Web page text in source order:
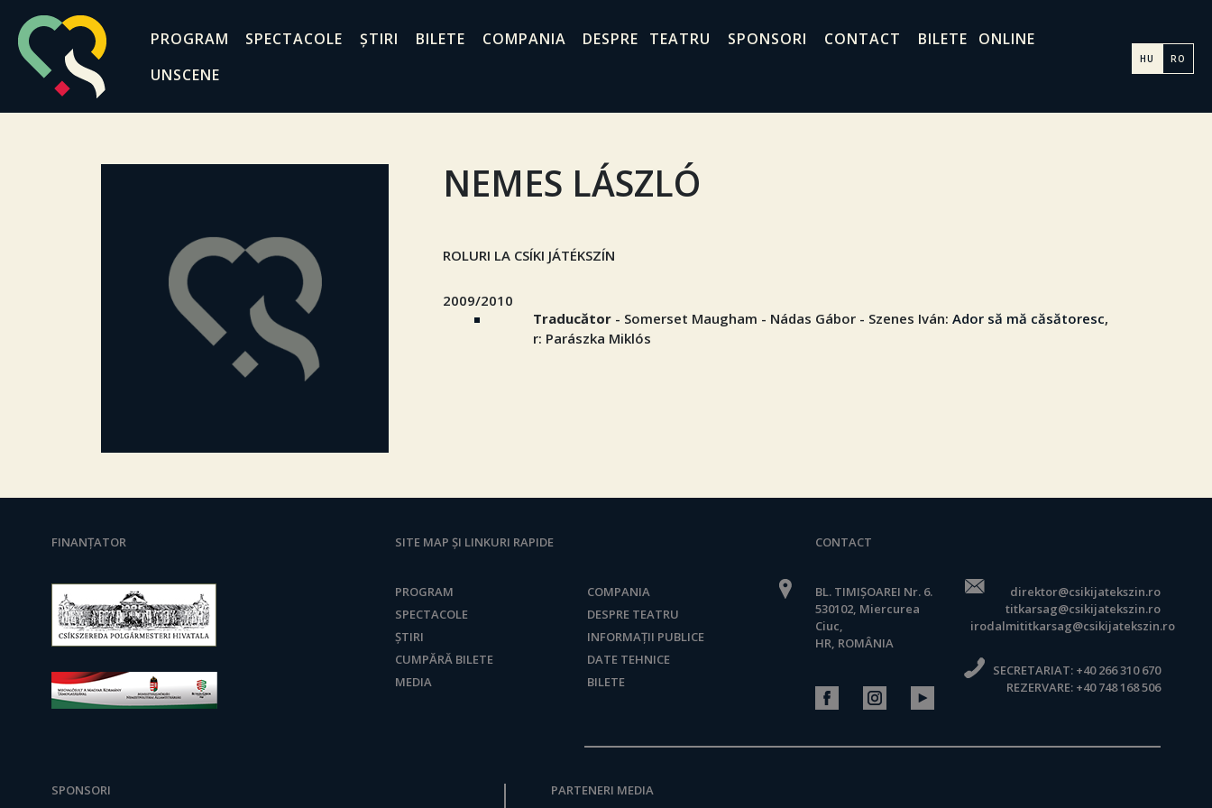
PROGRAM SPECTACOLE ȘTIRI BILETE COMPANIA DESPRE TEATRU SPONSORI CONTACT
BILETE ONLINE
UNSCENE
HU RO
NEMES LÁSZLÓ
ROLURI LA CSÍKI JÁTÉKSZÍN
2009/2010
Traducător - Somerset Maugham - Nádas Gábor - Szenes Iván: Ador să mă căsătoresc,
r: Parászka Miklós
FINANȚATOR SITE MAP ȘI LINKURI RAPIDE
PROGRAM
SPECTACOLE
ȘTIRI
CUMPĂRĂ BILETE
MEDIA
COMPANIA
DESPRE TEATRU
INFORMAȚII PUBLICE
DATE TEHNICE
BILETE
CONTACT
BL. TIMIȘOAREI Nr. 6.
530102, Miercurea
Ciuc,
HR, ROMÂNIA
direktor@csikijatekszin.ro
titkarsag@csikijatekszin.ro
irodalmititkarsag@csikijatekszin.ro
SECRETARIAT: +40 266 310 670
REZERVARE: +40 748 168 506
SPONSORI PARTENERI MEDIA